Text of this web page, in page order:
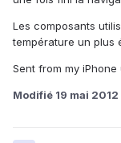
Les composants
température un plus
Sent from my
Modifié 19 mai 2012